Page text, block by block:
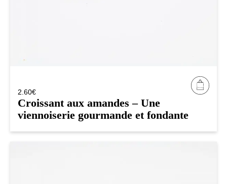
2.60€
Croissant aux amandes – Une
viennoiserie gourmande et fondante